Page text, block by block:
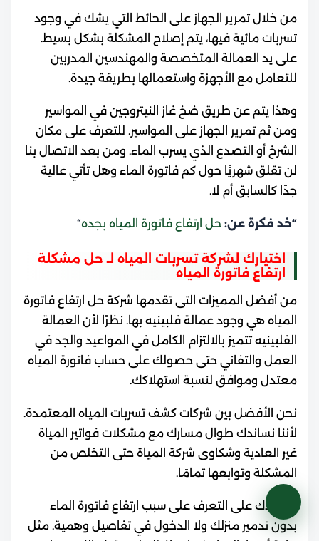
من خلال تمرير الجهاز على الحائط التي يشك في وجود
تسربات مائية فيها، يتم إصلاح المشكلة بشكل بسيط.
على يد العمالة المتخصصة والمهندسين المدربين
للتعامل مع الأجهزة واستعمالها بطريقة جيدة.
وهذا يتم عن طريق ضخ غاز النيتروجين في المواسير
ومن ثم تمرير الجهاز على المواسير. للتعرف على مكان
الشرخ أو التصدع الذي يسرب الماء. ومن بعد الاتصال بنا
لن تقلق شهريًا حول كم فاتورة الماء وهل تأتي عالية
جدًا كالسابق أم لا.
“خد فكرة عن: حل ارتفاع فاتورة المياه بجده“
اختيارك لشركة تسربات المياه لـ حل مشكلة
ارتفاع فاتورة المياه
من أفضل المميزات التى تقدمها شركة حل ارتفاع فاتورة
المياه هي وجود عمالة فلبينيه بها. نظرًا لأن العمالة
الفلبينيه تتميز بالالتزام الكامل في المواعيد والجد في
العمل والتفاني حتى حصولك على حساب فاتورة المياه
معتدل وموافق لنسبة استهلاكك.
نحن الأفضل بين شركات كشف تسربات المياه المعتمدة.
لأننا نساندك طوال مسارك مع مشكلات فواتير المياة
غير العادية وشكاوى شركة المياة حتى التخلص من
المشكلة وتوابعها تمامًا.
نساعدك على التعرف على سبب ارتفاع فاتورة الماء
بدون تدمير منزلك ولا الدخول في تفاصيل وهمية. مثل